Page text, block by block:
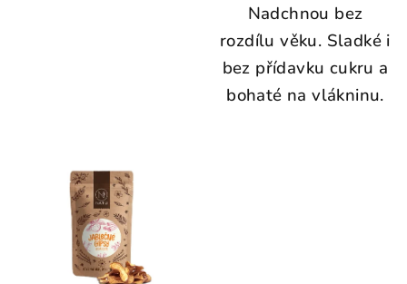
Nadchnou bez
rozdílu věku. Sladké i
bez přídavku cukru a
bohaté na vlákninu.